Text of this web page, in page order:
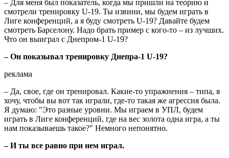
– Для меня был показатель, когда мы пришли на теорию и
смотрели тренировку U-19. Ты извини, мы будем играть в
Лиге конференций, а я буду смотреть U-19? Давайте будем
смотреть Барселону. Надо брать пример с кого-то – из лучших.
Что он выиграл с Днепром-1 U-19?
– Он показывал тренировку Днепра-1 U-19?
реклама
– Да, свое, где он тренировал. Какие-то упражнения – типа, я
хочу, чтобы вы вот так играли, где-то такая же агрессия была.
Я думаю: "Это разные уровни. Мы играем в УПЛ, будем
играть в Лиге конференций, где на вес золота одна игра, а ты
нам показываешь такое?" Немного непонятно.
– И ты все равно при нем играл.